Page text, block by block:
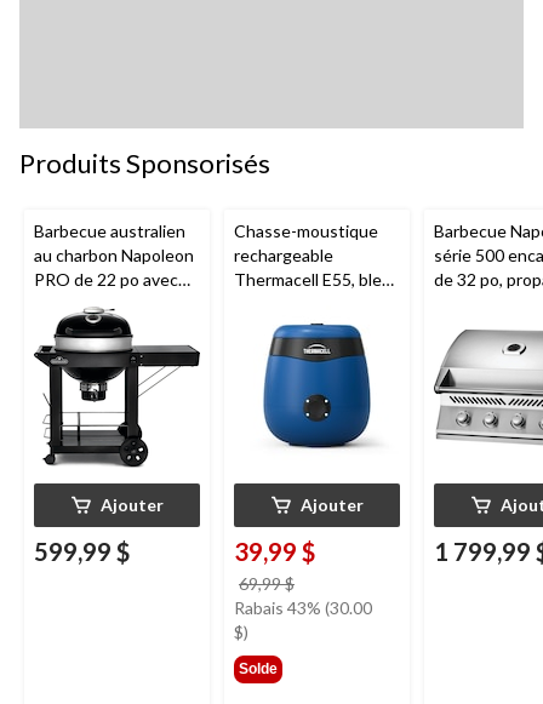
Produits Sponsorisés
Barbecue australien
au charbon Napoleon
PRO de 22 po avec
chariot et tablette de
préparation pliante,
grilles de cuisson à
charnières
Ajouter
599,99 $
Chasse-moustique
rechargeable
Thermacell E55, bleu
Ajouter
39,99 $
69,99 $
était
Rabais 43% (30.00
$)
Solde
Barbecue
série 500
de 32 po,
1 799,99